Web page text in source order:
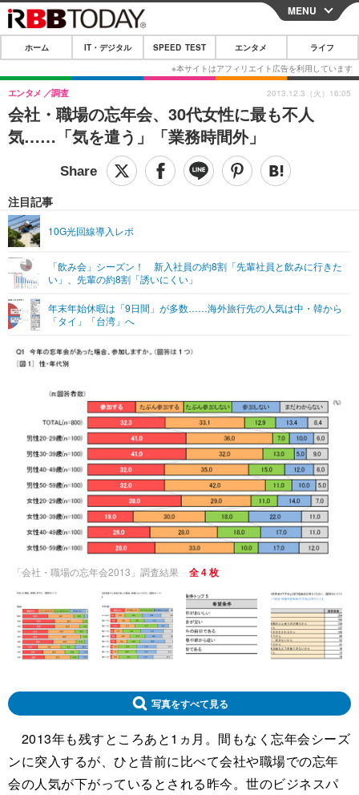
CLOSE
ホーム
IT・デジタル
IT・デジタルTOP スマートフォン
ネタ
ショッピング その他
SPEED TEST
エンタメTOP 映画・ドラマ
グラビア
ショッピング その他
ライフTOP
その他
リリース一覧
プッシュ通知の停止方法
MENU
ホーム IT・デジタル SPEED TEST エンタメ ライフ
会社・職場の忘年会、30代女性に最も不人
気……「気を遣う」「業務時間外」
エンタメ 調査
注目記事
10G光回線導入レポ
「飲み会」シーズン！ 新入社員の約8割「先輩社員と飲みに行きた
い」、先輩の約8割「誘いにくい」
年末年始休暇は「9日間」が多数……海外旅行先の人気は中・韓から
「タイ」「台湾」へ
2013.12.3（火）16:05
「会社・職場の忘年会2013」調査結果 全 4 枚
写真をすべて見る
2013年も残すところあと1ヵ月。間もなく忘年会シーズ
ンに突入するが、ひと昔前に比べて会社や職場での忘年
会の人気が下がっているとされる昨今。世のビジネスパ